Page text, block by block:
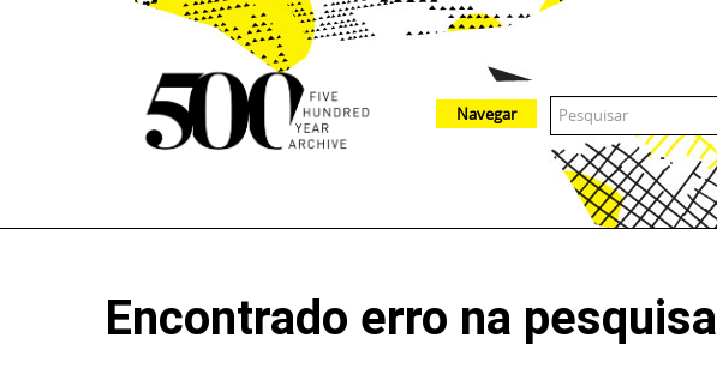
Navegar
Encontrado erro na pesquisa